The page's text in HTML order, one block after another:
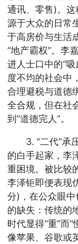
通讯、零售)。
源于大众的日常
于高房价与生活
“地产霸权”。李
进人士口中的“
度不均的社会中
合理避税与道德
全合规，但在社
到“道德完人”。
3. “二代”承压
的白手起家，李
重困境。被比较
李泽钜即便表现
分)，在公众眼
的缺失：传统的
时代显得“重”而
像苹果、谷歌或